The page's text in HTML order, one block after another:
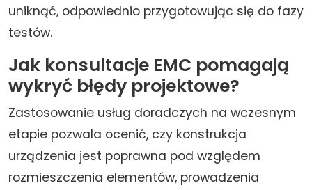
uniknąć, odpowiednio przygotowując się do fazy
testów.
Jak konsultacje EMC pomagają
wykryć błędy projektowe?
Zastosowanie usług doradczych na wczesnym
etapie pozwala ocenić, czy konstrukcja
urządzenia jest poprawna pod względem
rozmieszczenia elementów, prowadzenia